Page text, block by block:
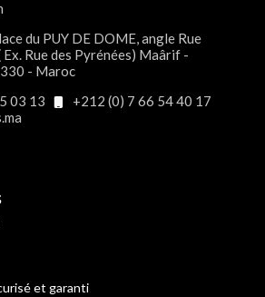
du PUY DE DOME, angle Rue
Rue des Pyrénées) Maârif -
- Maroc
03 13
+212 (0) 7 66 54 40 17
et garanti